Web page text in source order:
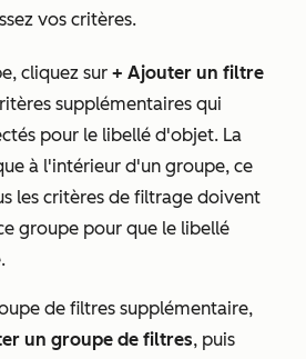
vos critères.
cliquez sur + Ajouter un filtre
supplémentaires qui
pour le libellé d'objet. La
à l'intérieur d'un groupe, ce
les critères de filtrage doivent
groupe pour que le libellé
de filtres supplémentaire,
un groupe de filtres, puis